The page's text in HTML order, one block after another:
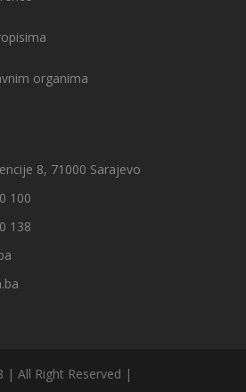
organima
8, 71000 Sarajevo
100
138
| All Right Reserved |